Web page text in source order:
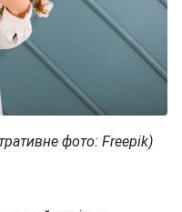
фото: Freepik)